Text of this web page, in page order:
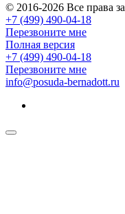
© 2016-2026 Все права
+7 (499) 490-04-18
Перезвоните мне
Полная версия
+7 (499) 490-04-18
Перезвоните мне
info@posuda-bernadott.ru